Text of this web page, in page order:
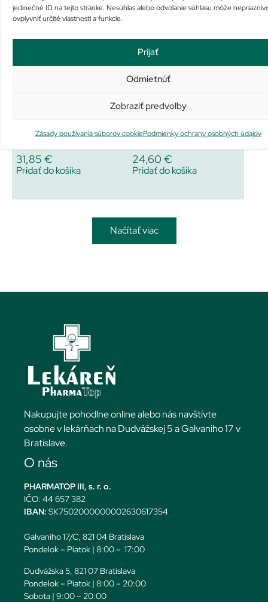
jedinečné ID na tejto stránke. Nesúhlas alebo odvolanie súhlasu môže
ovplyvniť určité vlastnosti a funkcie.
Prijať
Odmietnúť
Zobraziť predvoľby
Zásady používania súborov cookiePodmienky ochrany osobných údajov
Pridať do košíka Viac info
31,85 €
Pridať do košíka
24,60 €
Pridať do košíka
Načítať viac
Nakupujte pohodlne online alebo nás navštívte
osobne v lekárňach na Dudvážskej 5 a Galvaniho 17 v
Bratislave.
O nás
PHARMATOP III, s. r. o.
IČO: 44 657 382
IBAN: SK7502000000002630617354
Galvaniho 17/C, 821 04 Bratislava
Pondelok – Piatok | 8:00 – 17:00
Dudvážska 5, 821 07 Bratislava
Pondelok – Piatok | 8:00 – 20:00
Sobota | 9:00 – 20:00